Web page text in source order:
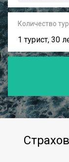
Количество
1 турист, 30